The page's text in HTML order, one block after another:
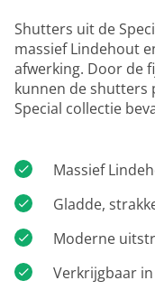
Shutters uit de
massief Lindehout
afwerking. Door de
kunnen de shutters
Special collectie
Massief
Gladde,
Moderne
Verkrijgbaar